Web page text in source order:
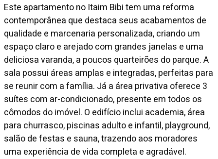
Este apartamento no Itaim Bibi tem uma reforma
contemporânea que destaca seus acabamentos de
qualidade e marcenaria personalizada, criando um
espaço claro e arejado com grandes janelas e uma
deliciosa varanda, a poucos quarteirões do parque. A
sala possui áreas amplas e integradas, perfeitas para
se reunir com a família. Já a área privativa oferece 3
suítes com ar-condicionado, presente em todos os
cômodos do imóvel. O edifício inclui academia, área
para churrasco, piscinas adulto e infantil, playground,
salão de festas e sauna, trazendo aos moradores
uma experiência de vida completa e agradável.